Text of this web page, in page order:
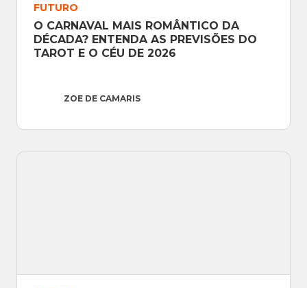
FUTURO
O CARNAVAL MAIS ROMÂNTICO DA
DÉCADA? ENTENDA AS PREVISÕES DO
TAROT E O CÉU DE 2026
ZOE DE CAMARIS